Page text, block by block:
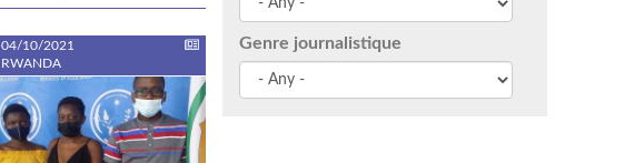
04/10/2021
RWANDA
Genre journalistique